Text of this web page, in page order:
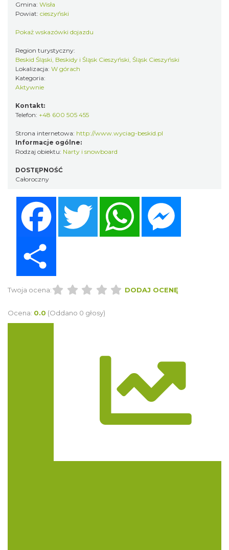
Gmina: Wisła
Powiat: cieszyński
Pokaż wskazówki dojazdu
Region turystyczny:
Beskid Śląski, Beskidy i Śląsk Cieszyński, Śląsk Cieszyński
Lokalizacja: W górach
Kategoria:
Aktywnie
Kontakt:
Telefon: +48 600 505 455
Strona internetowa: http://www.wyciag-beskid.pl
Informacje ogólne:
Rodzaj obiektu: Narty i snowboard
DOSTĘPNOŚĆ
Całoroczny
Twitter WhatsApp
Twoja ocena: DODAJ OCENĘ
Ocena: 0.0 (Oddano 0 głosy)
Trasa